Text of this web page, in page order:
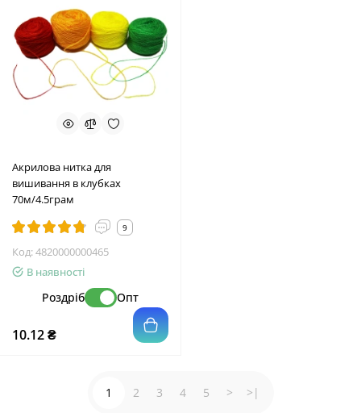
Акрилова нитка для
вишивання в клубках
70м/4.5грам
9
Код:4820000000465
В наявності
Роздріб Опт
10.12 ₴
1 2 3 4 5 > >|